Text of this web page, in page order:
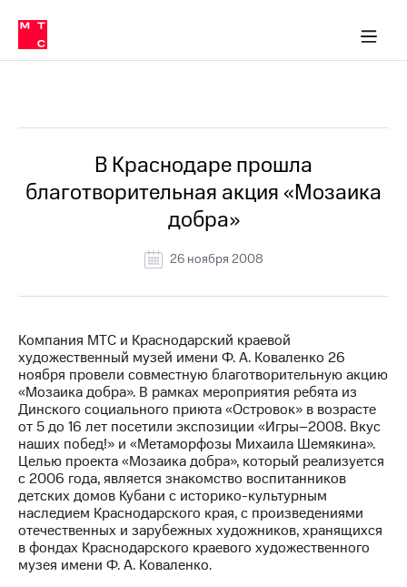
Медиа-центр
и акционерам
Устойчивое развитие
Комплаенс и деловая этика
компании
Карьера
История
компании
информация
Контакты
Медиа-центр
Пресс-
релизы
МТС
о технологиях
Достижения
Интервью
Финансовая
отчетность
в МТС
Пресс-
релизы
о технологиях
В Краснодаре прошла
благотворительная акция «Мозаика
добра»
26 ноября 2008
Компания МТС и Краснодарский краевой
художественный музей имени Ф. А. Коваленко 26
ноября провели совместную благотворительную акцию
«Мозаика добра». В рамках мероприятия ребята из
Динского социального приюта «Островок» в возрасте
от 5 до 16 лет посетили экспозиции «Игры–2008. Вкус
наших побед!» и «Метаморфозы Михаила Шемякина».
Целью проекта «Мозаика добра», который реализуется
с 2006 года, является знакомство воспитанников
детских домов Кубани с историко-культурным
наследием Краснодарского края, с произведениями
отечественных и зарубежных художников, хранящихся
в фондах Краснодарского краевого художественного
музея имени Ф. А. Коваленко.